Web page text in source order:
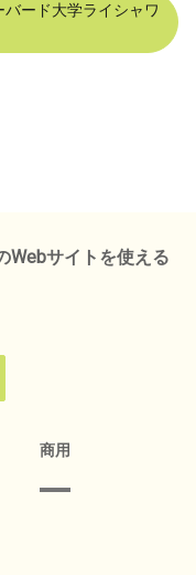
バード大学ライシャワ
Webサイトを使える
商用